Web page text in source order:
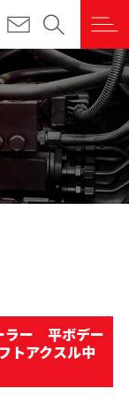
ラー 平ボデー
トアクスル中